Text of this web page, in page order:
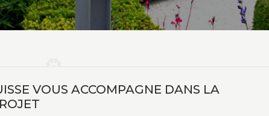
VOUS ACCOMPAGNE DANS LA